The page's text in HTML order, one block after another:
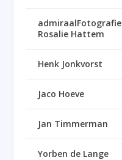
admiraalFotografie
Rosalie Hattem
Henk Jonkvorst
Jaco Hoeve
Jan Timmerman
Yorben de Lange